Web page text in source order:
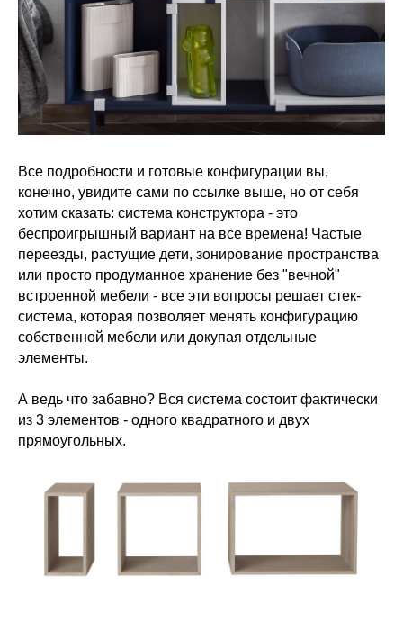
Все подробности и готовые конфигурации вы,
конечно, увидите сами по ссылке выше, но от себя
хотим сказать: система конструктора - это
беспроигрышный вариант на все времена! Частые
переезды, растущие дети, зонирование пространства
или просто продуманное хранение без "вечной"
встроенной мебели - все эти вопросы решает стек-
система, которая позволяет менять конфигурацию
собственной мебели или докупая отдельные
элементы.
А ведь что забавно? Вся система состоит фактически
из 3 элементов - одного квадратного и двух
прямоугольных.